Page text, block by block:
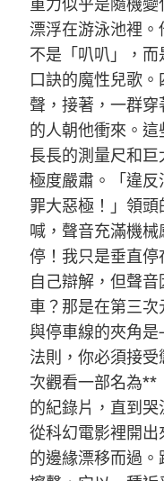
重力似乎是隨機
漂浮在游泳池裡
不是「叭叭」，
口訣的魔性兒歌
聲，接著，一群
的人朝他衝來。
長長的測量尺和
極度嚴肅。「違反
罪大惡極！」領
喊，聲音充滿機械
停！我只是垂直
自己辯解，但聲
車？那是在第三
與停車線的夾角
法則，你必須接
次觀看一部名為**
的紀錄片，直到
從科幻電影裡開
的邊緣漂移而過